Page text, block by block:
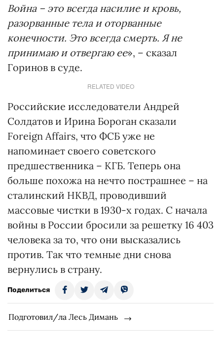
Война – это всегда насилие и кровь,
разорванные тела и оторванные
конечности. Это всегда смерть. Я не
принимаю и отвергаю ее», – сказал
Горинов в суде.
RELATED VIDEO
Российские исследователи Андрей
Солдатов и Ирина Бороган сказали
Foreign Affairs, что ФСБ уже не
напоминает своего советского
предшественника – КГБ. Теперь она
больше похожа на нечто пострашнее – на
сталинский НКВД, проводивший
массовые чистки в 1930-х годах. С начала
войны в России бросили за решетку 16 403
человека за то, что они высказались
против. Так что темные дни снова
вернулись в страну.
Поделиться
Подготовил/ла Лесь Димань